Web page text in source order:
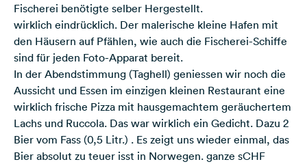
Fischerei benötigte selber Hergestellt.
wirklich eindrücklich. Der malerische kleine Hafen mit
den Häusern auf Pfählen, wie auch die Fischerei-Schiffe
sind für jeden Foto-Apparat bereit.
In der Abendstimmung (Taghell) geniessen wir noch die
Aussicht und Essen im einzigen kleinen Restaurant eine
wirklich frische Pizza mit hausgemachtem geräuchertem
Lachs und Ruccola. Das war wirklich ein Gedicht. Dazu 2
Bier vom Fass (0,5 Litr.) . Es zeigt uns wieder einmal, das
Bier absolut zu teuer isst in Norwegen. ganze sCHF